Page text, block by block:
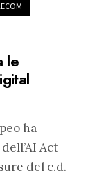
le
ha
Act
del c.d.